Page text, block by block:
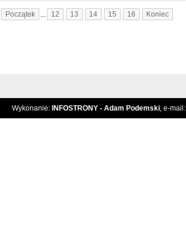
Początek ... 12 13 14 15 16 Koniec
Wykonanie: INFOSTRONY - Adam Podemski, e-mail: